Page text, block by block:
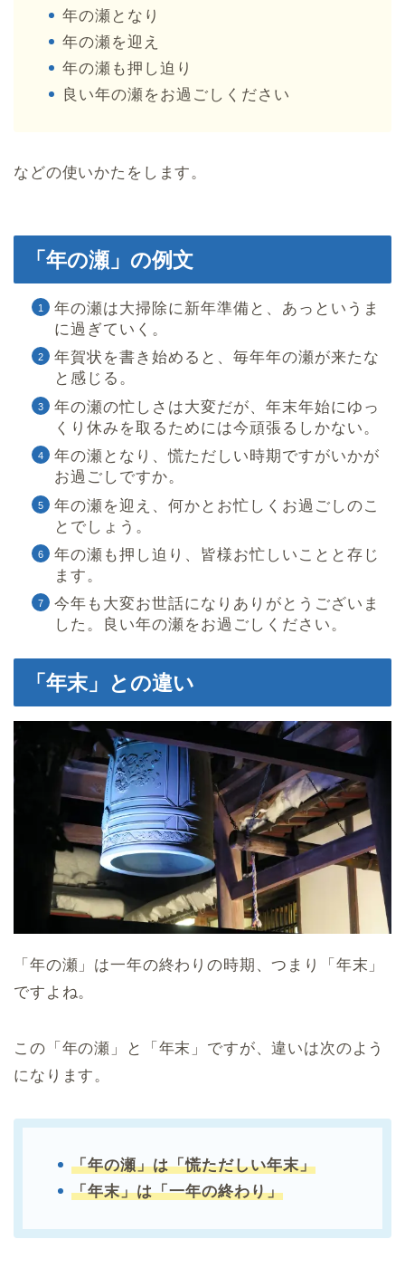
年の瀬となり
年の瀬を迎え
年の瀬も押し迫り
良い年の瀬をお過ごしください
などの使いかたをします。
「年の瀬」の例文
年の瀬は大掃除に新年準備と、あっというま
に過ぎていく。
年賀状を書き始めると、毎年年の瀬が来たな
と感じる。
年の瀬の忙しさは大変だが、年末年始にゆっ
くり休みを取るためには今頑張るしかない。
年の瀬となり、慌ただしい時期ですがいかが
お過ごしですか。
年の瀬を迎え、何かとお忙しくお過ごしのこ
とでしょう。
年の瀬も押し迫り、皆様お忙しいことと存じ
ます。
今年も大変お世話になりありがとうございま
した。良い年の瀬をお過ごしください。
「年末」との違い
「年の瀬」は一年の終わりの時期、つまり「年末」
ですよね。
この「年の瀬」と「年末」ですが、違いは次のよう
になります。
「年の瀬」は「慌ただしい年末」
「年末」は「一年の終わり」